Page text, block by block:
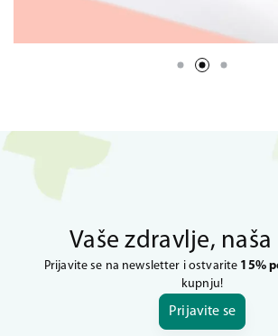
Vaše zdravlje,
Prijavite se na newsletter i ostvarite 15%
kupnju!
Prijavite se